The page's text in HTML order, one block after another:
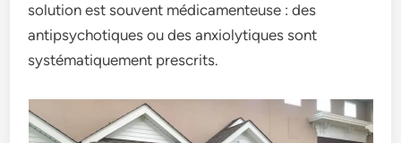
solution e­st souvent médicamenteuse­ : des
antipsychotiques ou des anxiolytique­s sont
systématiquement prescrits.